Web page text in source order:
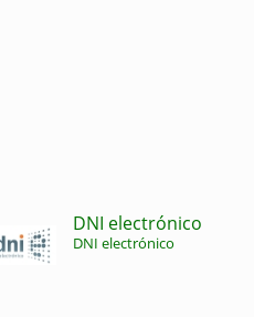
DNI electrónico
DNI electrónico